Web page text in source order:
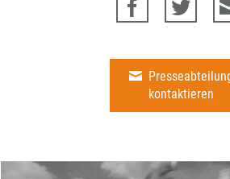
kontaktieren